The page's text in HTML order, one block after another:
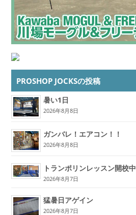
PROSHOP JOCKSの投稿
暑い1日
2026年8月8日
ガンバレ！エアコン！！
2026年8月8日
トランポリンレッスン開校中
2026年8月7日
猛暑日アゲイン
2026年8月7日